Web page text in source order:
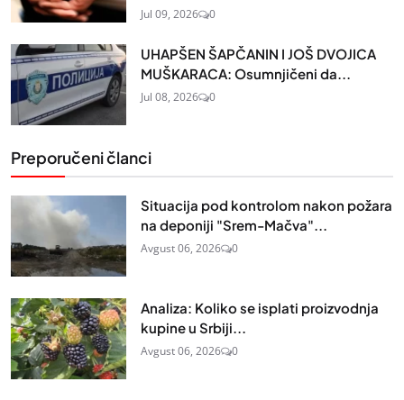
Jul 09, 2026 0
UHAPŠEN ŠAPČANIN I JOŠ DVOJICA
MUŠKARACA: Osumnjičeni da...
Jul 08, 2026 0
Preporučeni članci
Situacija pod kontrolom nakon požara
na deponiji "Srem-Mačva"...
Avgust 06, 2026 0
Analiza: Koliko se isplati proizvodnja
kupine u Srbiji...
Avgust 06, 2026 0